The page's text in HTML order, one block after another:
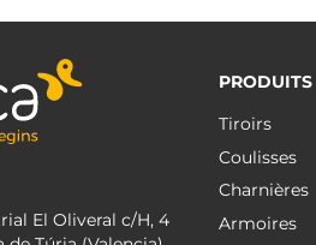
El Oliveral c/H, 4
PRODUITS
Tiroirs
Coulisses
Charnières
Armoires